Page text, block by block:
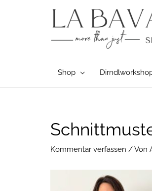
Shop
Kommentar verfassen / Von
Post
navigation